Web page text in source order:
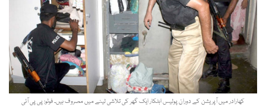
کھارادر میں آپریشن کے دوران پولیس اہلکار ایک گھر کی تلاشی لینے میں مصروف ہیں۔ فوٹو: پی پی آئی